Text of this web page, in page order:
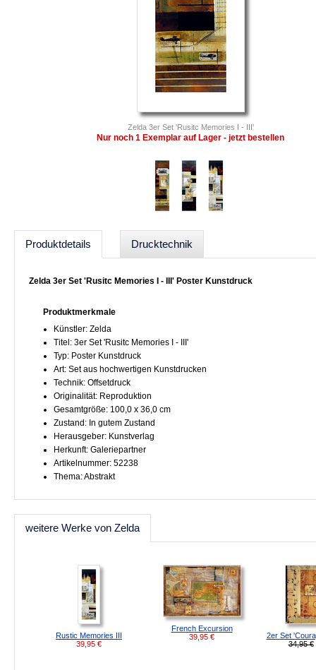
Zelda 3er Set 'Rusitc Memories I - III'
Nur noch 1 Exemplar auf Lager - jetzt bestellen
Produktdetails Drucktechnik
Zelda 3er Set 'Rusitc Memories I - III' Poster Kunstdruck
Produktmerkmale
Künstler: Zelda
Titel: 3er Set 'Rusitc Memories I - III'
Typ: Poster Kunstdruck
Art: Set aus hochwertigen Kunstdrucken
Technik: Offsetdruck
Originalität: Reproduktion
Gesamtgröße: 100,0 x 36,0 cm
Zustand: In gutem Zustand
Herausgeber: Kunstverlag
Herkunft: Galeriepartner
Artikelnummer: 52238
Thema: Abstrakt
weitere Werke von Zelda
Rustic Memories III
39,95 €
French Excursion
39,95 €
2er Set
34,95 €